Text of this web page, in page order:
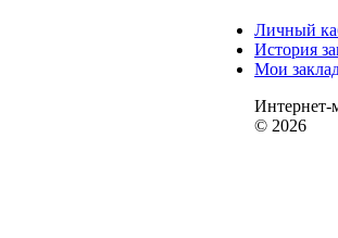
Личный
История
Мои
Интернет-
© 2026